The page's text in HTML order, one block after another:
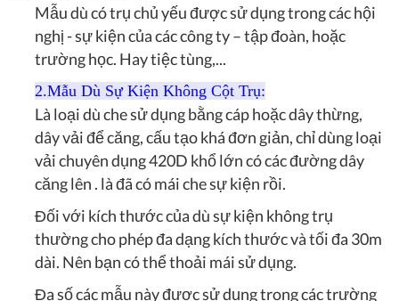
Mẫu dù có trụ chủ yếu được sử dụng trong các hội
nghị - sự kiện của các công ty – tập đoàn, hoặc
trường học. Hay tiệc tùng,...
2.Mẫu Dù Sự Kiện Không Cột Trụ:
Là loại dù che sử dụng bằng cáp hoặc dây thừng,
dây vải để căng, cấu tạo khá đơn giản, chỉ dùng loại
vải chuyên dụng 420D khổ lớn có các đường dây
căng lên . là đã có mái che sự kiện rồi.
Đối với kích thước của dù sự kiện không trụ
thường cho phép đa dạng kích thước và tối đa 30m
dài. Nên bạn có thể thoải mái sử dụng.
Đa số các mẫu này được sử dụng trong các trường